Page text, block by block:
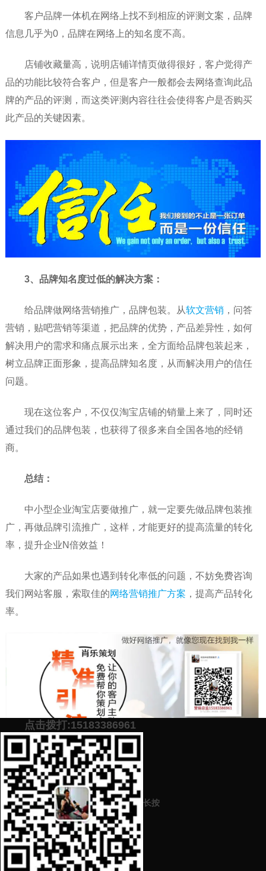
客户品牌一体机在网络上找不到相应的评测文案，品牌
信息几乎为0，品牌在网络上的知名度不高。
店铺收藏量高，说明店铺详情页做得很好，客户觉得产
品的功能比较符合客户，但是客户一般都会去网络查询此品
牌的产品的评测，而这类评测内容往往会使得客户是否购买
此产品的关键因素。
3、品牌知名度过低的解决方案：
给品牌做网络营销推广，品牌包装。从软文营销 ，问答
营销，贴吧营销等渠道，把品牌的优势，产品差异性，如何
解决用户的需求和痛点展示出来，全方面给品牌包装起来，
树立品牌正面形象，提高品牌知名度，从而解决用户的信任
问题。
现在这位客户，不仅仅淘宝店铺的销量上来了，同时还
通过我们的品牌包装，也获得了很多来自全国各地的经销
商。
总结：
中小型企业淘宝店要做推广，就一定要先做品牌包装推
广，再做品牌引流推广，这样，才能更好的提高流量的转化
率，提升企业N倍效益！
大家的产品如果也遇到转化率低的问题，不妨免费咨询
我们网站客服，索取佳的网络营销推广方案 ，提高产品转化
率。
预约营销老师 添加微信号：scyxch
案！
上一篇：品牌推广有哪些方法 可以品牌推广吗
下一篇：原创软文代写服务 有效提高产品曝光率
点击拨打:15183386961
长按